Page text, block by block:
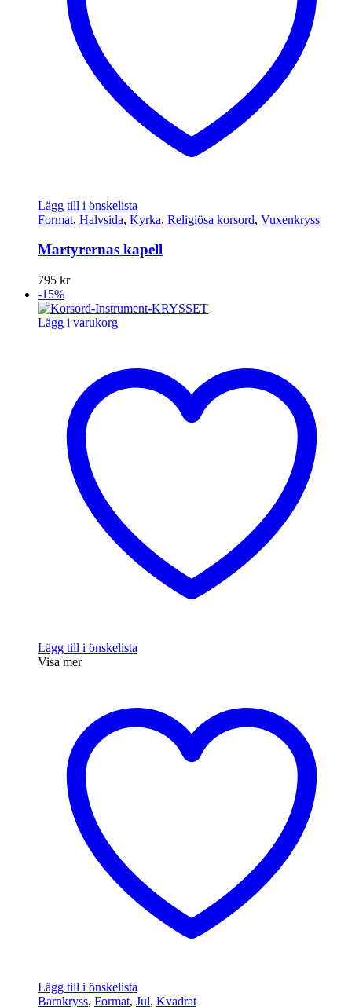
Lägg till i önskelista
Format, Halvsida, Kyrka, Religiösa korsord, Vuxenkryss
Martyrernas kapell
795 kr
-15%
Lägg i varukorg
Lägg till i önskelista
Visa mer
Lägg till i önskelista
Barnkryss, Format, Jul, Kvadrat